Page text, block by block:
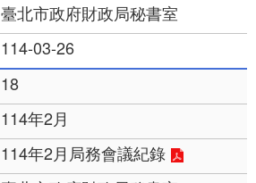
臺北市政府財政局秘書室
114-03-26
18
114年2月
114年2月局務會議紀錄